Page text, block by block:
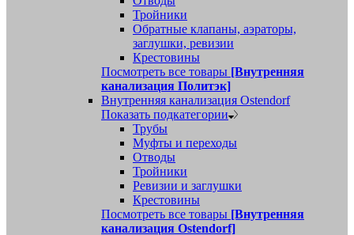
Тройники
Обратные клапаны, аэраторы,
заглушки, ревизии
Крестовины
Посмотреть все товары [Внутренняя
канализация Политэк]
Внутренняя канализация Ostendorf
Показать подкатегории
Трубы
Муфты и переходы
Отводы
Тройники
Ревизии и заглушки
Крестовины
Посмотреть все товары [Внутренняя
канализация Ostendorf]